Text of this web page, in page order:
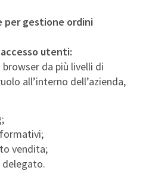
per gestione ordini
utenti:
da più livelli di
all’interno dell’azienda,
vendita;